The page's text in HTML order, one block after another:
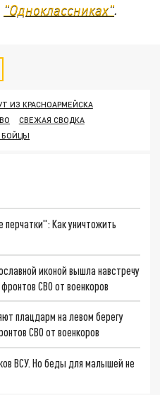
"Одноклассниках".
ИЗ КРАСНОАРМЕЙСКА
СВЕЖАЯ СВОДКА
БОЙЦЫ
перчатки": Как уничтожить
иконой вышла навстречу
СВО от военкоров
плацдарм на левом берегу
СВО от военкоров
ВСУ. Но беды для малышей не